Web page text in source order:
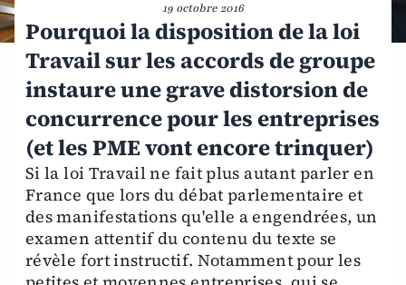
19 octobre 2016
Pourquoi la disposition de la loi
Travail sur les accords de groupe
instaure une grave distorsion de
concurrence pour les entreprises
(et les PME vont encore trinquer)
Si la loi Travail ne fait plus autant parler en
France que lors du débat parlementaire et
des manifestations qu'elle a engendrées, un
examen attentif du contenu du texte se
révèle fort instructif. Notamment pour les